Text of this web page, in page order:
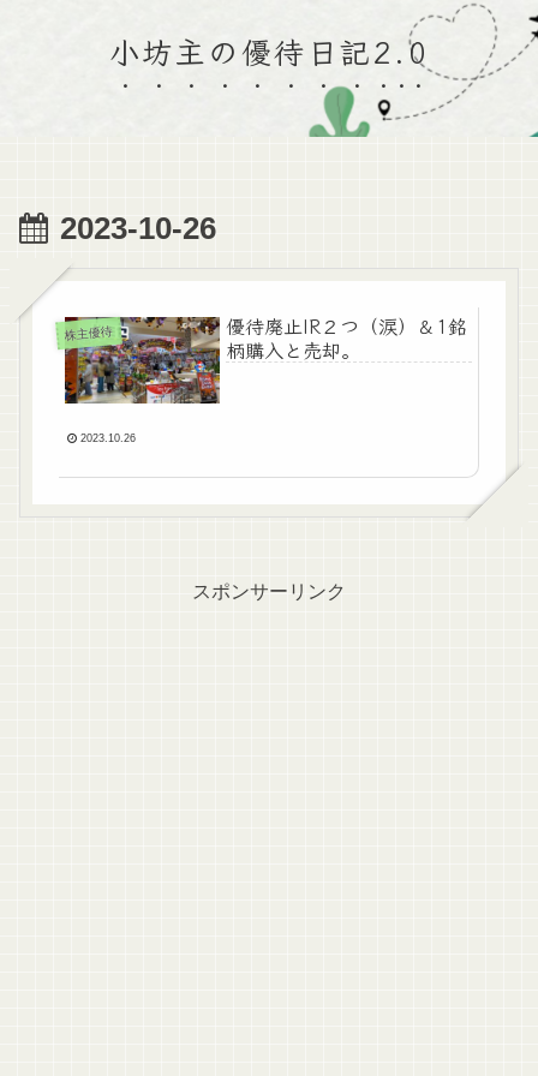
小坊主の優待日記2.0
2023-10-26
株主優待
優待廃止IR２つ（涙）＆1銘
柄購入と売却。
2023.10.26
スポンサーリンク